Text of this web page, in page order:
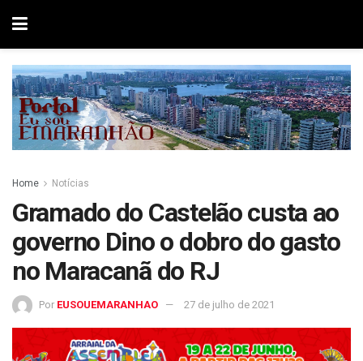
Home Notícias
Gramado do Castelão custa ao
governo Dino o dobro do gasto
no Maracanã do RJ
Por EUSOUEMARANHAO 27 de julho de 2021